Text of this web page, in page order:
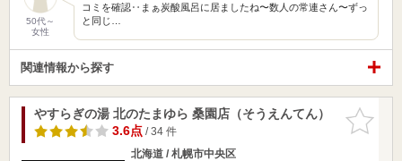
50代～
女性
コミを確認‥まぁ炭酸風呂に居ましたね〜数人の常連さん〜ずっ
と同じ…
関連情報から探す
お気に入
りに追加
やすらぎの湯 北のたまゆら 桑園店（そうえんてん）
3.6点/ 34 件
北海道 / 札幌市中央区